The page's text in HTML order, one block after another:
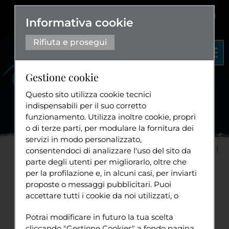
Dislessia Eng
Organigramma
Statuto
Diventa volontario
Sport
Home Progetti Cultura
Istanze d'Arengo
Affinché
(APPROVATA dal Consiglio
Grande e Generale il
Informativa cookie
Rifiuta e prosegui
Gestione cookie
Questo sito utilizza cookie tecnici
indispensabili per il suo corretto
funzionamento. Utilizza inoltre cookie, propri
o di terze parti, per modulare la fornitura dei
servizi in modo personalizzato,
consentendoci di analizzare l'uso del sito da
parte degli utenti per migliorarlo, oltre che
per la profilazione e, in alcuni casi, per inviarti
proposte o messaggi pubblicitari. Puoi
accettare tutti i cookie da noi utilizzati, o
compaiono sulle pagine di questo sito,
Potrai modificare in futuro la tua scelta